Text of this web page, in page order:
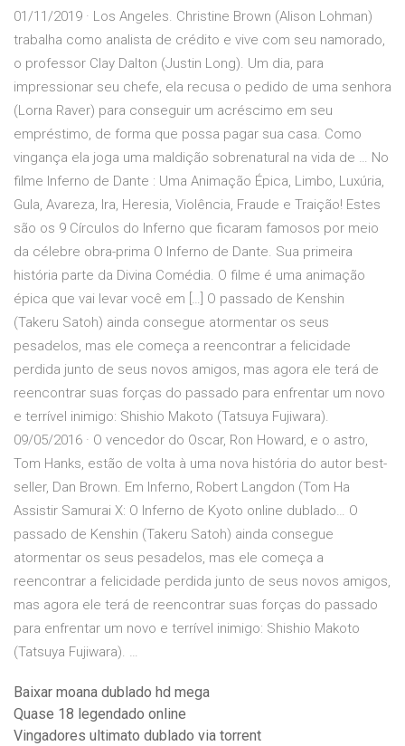
01/11/2019 · Los Angeles. Christine Brown (Alison Lohman)
trabalha como analista de crédito e vive com seu namorado,
o professor Clay Dalton (Justin Long). Um dia, para
impressionar seu chefe, ela recusa o pedido de uma senhora
(Lorna Raver) para conseguir um acréscimo em seu
empréstimo, de forma que possa pagar sua casa. Como
vingança ela joga uma maldição sobrenatural na vida de … No
filme Inferno de Dante : Uma Animação Épica, Limbo, Luxúria,
Gula, Avareza, Ira, Heresia, Violência, Fraude e Traição! Estes
são os 9 Círculos do Inferno que ficaram famosos por meio
da célebre obra-prima O Inferno de Dante. Sua primeira
história parte da Divina Comédia. O filme é uma animação
épica que vai levar você em […] O passado de Kenshin
(Takeru Satoh) ainda consegue atormentar os seus
pesadelos, mas ele começa a reencontrar a felicidade
perdida junto de seus novos amigos, mas agora ele terá de
reencontrar suas forças do passado para enfrentar um novo
e terrível inimigo: Shishio Makoto (Tatsuya Fujiwara).
09/05/2016 · O vencedor do Oscar, Ron Howard, e o astro,
Tom Hanks, estão de volta à uma nova história do autor best-
seller, Dan Brown. Em Inferno, Robert Langdon (Tom Ha
Assistir Samurai X: O Inferno de Kyoto online dublado… O
passado de Kenshin (Takeru Satoh) ainda consegue
atormentar os seus pesadelos, mas ele começa a
reencontrar a felicidade perdida junto de seus novos amigos,
mas agora ele terá de reencontrar suas forças do passado
para enfrentar um novo e terrível inimigo: Shishio Makoto
(Tatsuya Fujiwara). …
Baixar moana dublado hd mega
Quase 18 legendado online
Vingadores ultimato dublado via torrent